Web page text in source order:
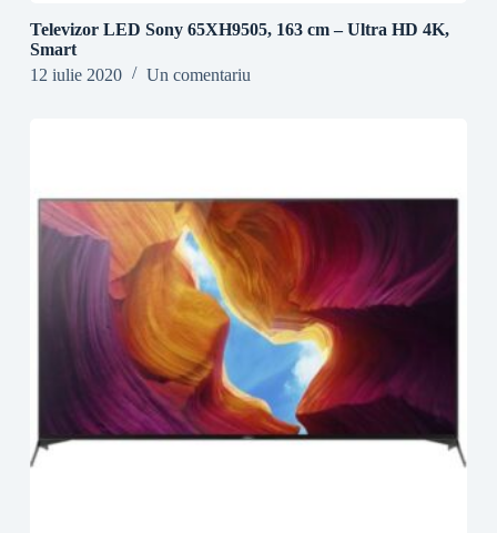
Televizor LED Sony 65XH9505, 163 cm – Ultra HD 4K,
Smart
12 iulie 2020
Un comentariu